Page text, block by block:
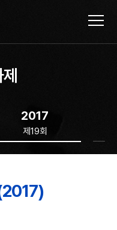
2017
제19회